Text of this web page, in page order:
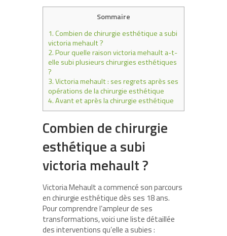
Sommaire
1.Combien de chirurgie esthétique a subi
victoria mehault ?
2.Pour quelle raison victoria mehault a-t-
elle subi plusieurs chirurgies esthétiques
?
3.Victoria mehault : ses regrets après ses
opérations de la chirurgie esthétique
4.Avant et après la chirurgie esthétique
Combien de chirurgie
esthétique a subi
victoria mehault ?
Victoria Mehault a commencé son parcours
en chirurgie esthétique dès ses 18 ans.
Pour comprendre l’ampleur de ses
transformations, voici une liste détaillée
des interventions qu’elle a subies :